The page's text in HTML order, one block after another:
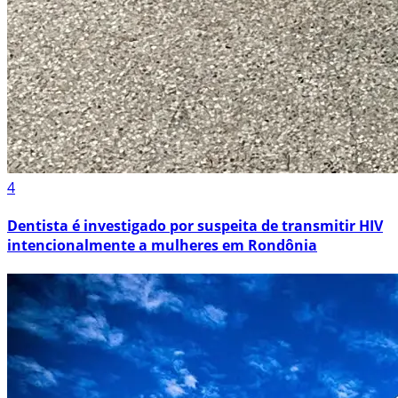
4
Dentista é investigado por suspeita de transmitir HIV
intencionalmente a mulheres em Rondônia